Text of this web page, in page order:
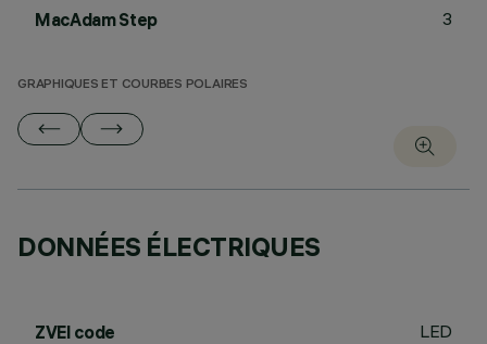
MacAdam Step 3
GRAPHIQUES ET COURBES POLAIRES
DONNÉES ÉLECTRIQUES
ZVEI code LED